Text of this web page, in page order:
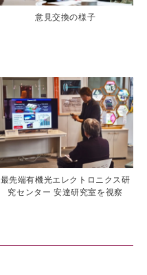
意見交換の様子
最先端有機光エレクトロニクス研
究センター 安達研究室を視察